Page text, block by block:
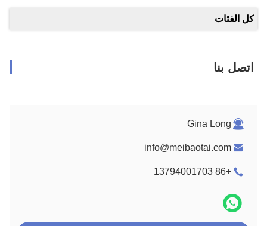
كل الفئات
اتصل بنا
Gina Long
info@meibaotai.com
+86 13794001703